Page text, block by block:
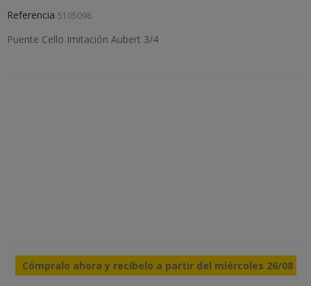
Referencia 5105098
Puente Cello Imitación Aubert 3/4
Cómpralo ahora y recíbelo a partir del miércoles 26/08